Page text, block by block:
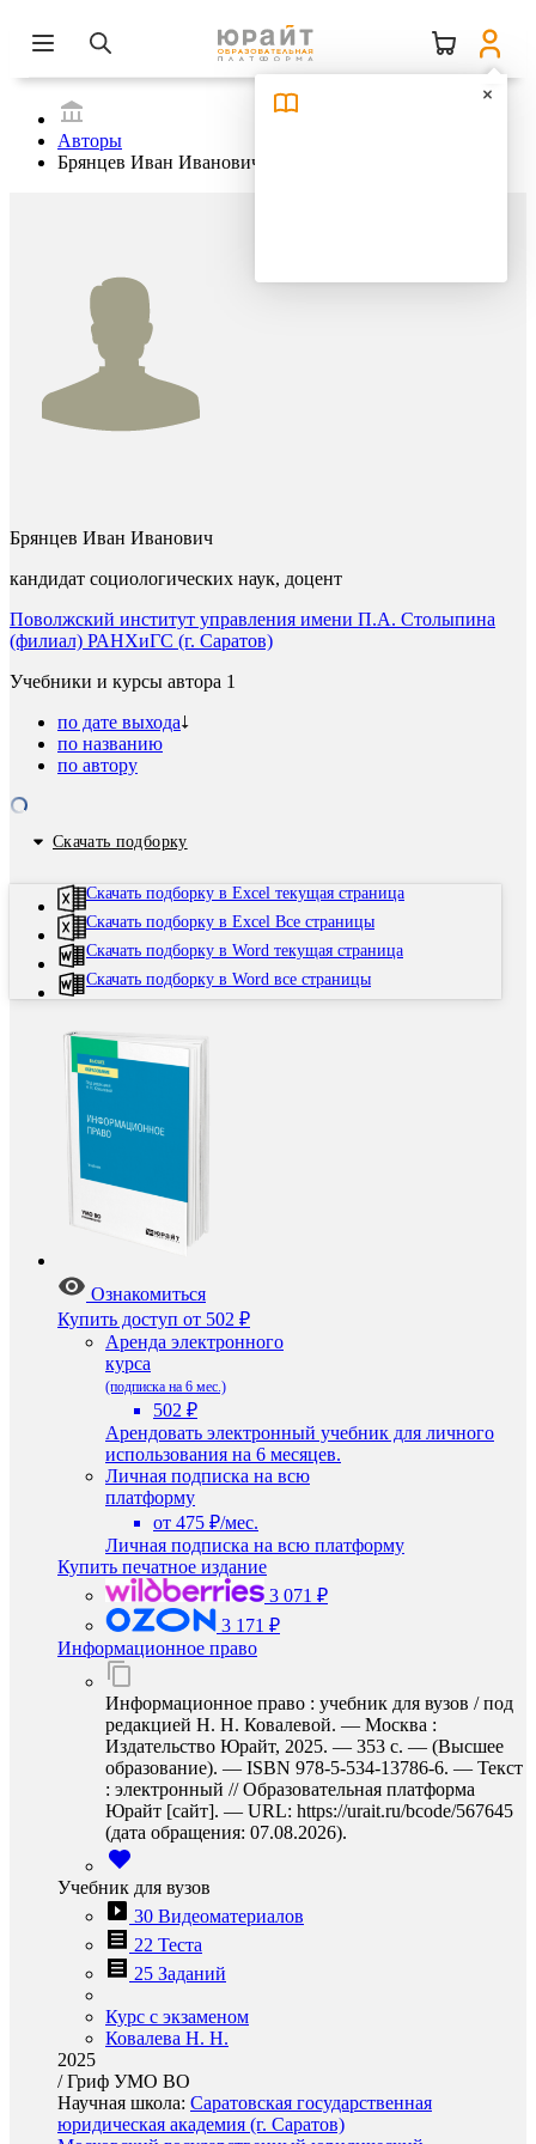
Авторы
Брянцев Иван Иванович
Брянцев Иван Иванович
кандидат социологических наук, доцент
Поволжский институт управления имени П.А. Столыпина
(филиал) РАНХиГС (г. Саратов)
Учебники и курсы автора 1
по дате выхода
по названию
по автору
Скачать подборку
Скачать подборку в Excel текущая страница
Скачать подборку в Excel Все страницы
Скачать подборку в Word текущая страница
Скачать подборку в Word все страницы
Ознакомиться
Купить доступ от 502 ₽
Аренда электронного
курса
(подписка на 6 мес.)
502 ₽
Арендовать электронный учебник для личного
использования на 6 месяцев.
Личная подписка на всю
платформу
от 475 ₽/мес.
Личная подписка на всю платформу
Купить печатное издание
3 071 ₽
3 171 ₽
Информационное право
Информационное право : учебник для вузов / под
редакцией Н. Н. Ковалевой. — Москва :
Издательство Юрайт, 2025. — 353 с. — (Высшее
образование). — ISBN 978-5-534-13786-6. — Текст
: электронный // Образовательная платформа
Юрайт [сайт]. — URL: https://urait.ru/bcode/567645
(дата обращения: 07.08.2026).
Учебник для вузов
30 Видеоматериалов
22 Теста
25 Заданий
Курс с экзаменом
Ковалева Н. Н.
2025
/Гриф УМО ВО
Научная школа: Саратовская государственная
юридическая академия (г. Саратов)